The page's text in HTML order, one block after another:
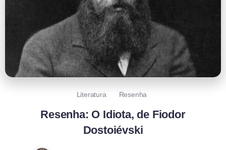
Literatura Resenha
Resenha: O Idiota, de Fiodor
Dostoiévski